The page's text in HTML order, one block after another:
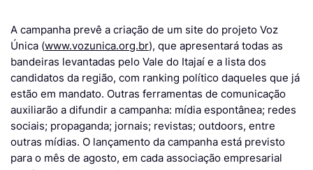
A campanha prevê a criação de um site do projeto Voz
Única (www.vozunica.org.br), que apresentará todas as
bandeiras levantadas pelo Vale do Itajaí e a lista dos
candidatos da região, com ranking político daqueles que já
estão em mandato. Outras ferramentas de comunicação
auxiliarão a difundir a campanha: mídia espontânea; redes
sociais; propaganda; jornais; revistas; outdoors, entre
outras mídias. O lançamento da campanha está previsto
para o mês de agosto, em cada associação empresarial